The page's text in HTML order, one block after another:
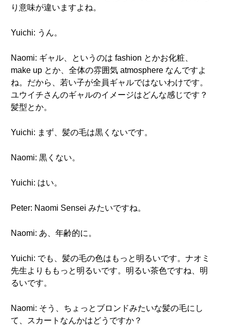
り意味が違いますよね。
Yuichi: うん。
Naomi: ギャル、というのは fashion とかお化粧、
make up とか、全体の雰囲気 atmosphere なんですよ
ね。だから、若い子が全員ギャルではないわけです。
ユウイチさんのギャルのイメージはどんな感じです？
髪型とか。
Yuichi: まず、髪の毛は黒くないです。
Naomi: 黒くない。
Yuichi: はい。
Peter: Naomi Sensei みたいですね。
Naomi: あ、年齢的に。
Yuichi: でも、髪の毛の色はもっと明るいです。ナオミ
先生よりももっと明るいです。明るい茶色ですね、明
るいです。
Naomi: そう、ちょっとブロンドみたいな髪の毛にし
て、スカートなんかはどうですか？